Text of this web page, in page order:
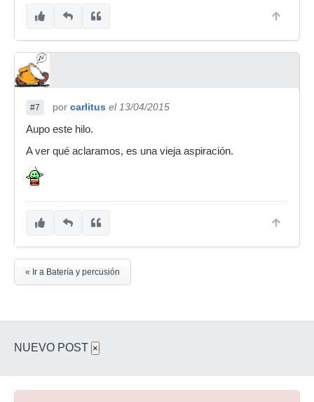
#7 por carlitus el 13/04/2015
Aupo este hilo.
A ver qué aclaramos, es una vieja aspiración.
« Ir a Batería y percusión
NUEVO POST ×